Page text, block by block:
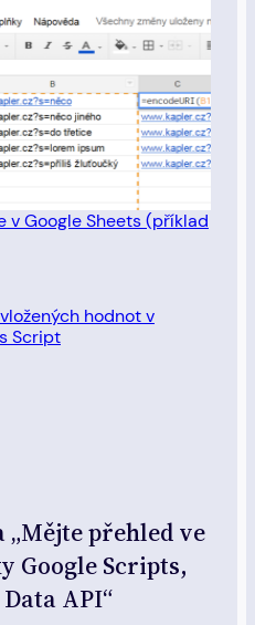
v Google Sheets (příklad
hodnot v
Script
„Mějte přehled ve
Google Scripts,
API“